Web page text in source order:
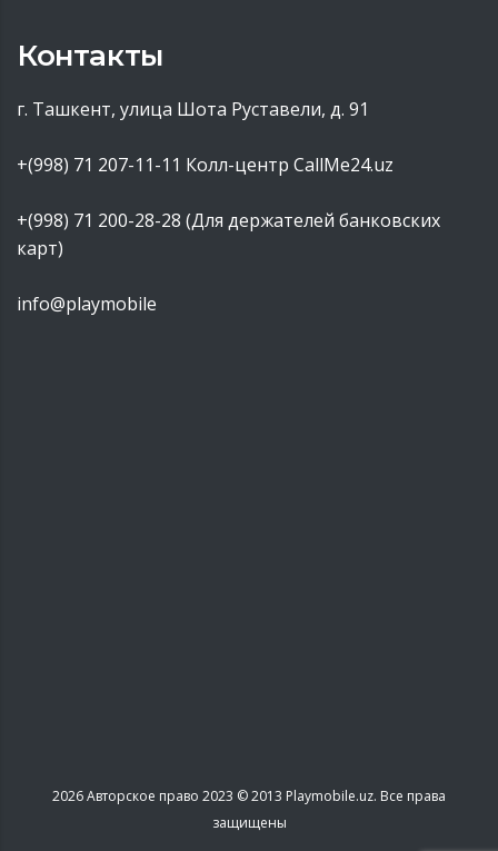
Контакты
г. Ташкент, улица Шота Руставели, д. 91
+(998) 71 207-11-11 Колл-центр CallMe24.uz
+(998) 71 200-28-28 (Для держателей банковских
карт)
info@playmobile
2026Авторское право 2023 © 2013 Playmobile.uz. Все права
защищены